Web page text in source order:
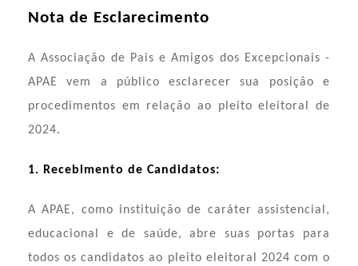
Nota de Esclarecimento
A Associação de Pais e Amigos dos Excepcionais -
APAE vem a público esclarecer sua posição e
procedimentos em relação ao pleito eleitoral de
2024.
1. Recebimento de Candidatos:
A APAE, como instituição de caráter assistencial,
educacional e de saúde, abre suas portas para
todos os candidatos ao pleito eleitoral 2024 com o